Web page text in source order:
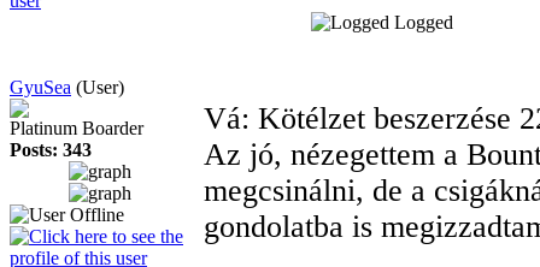
Logged
GyuSea (User)
Platinum Boarder
Posts: 343
Vá: Kötélzet beszerzése
Az jó, nézegettem a
megcsinálni, de a
gondolatba is